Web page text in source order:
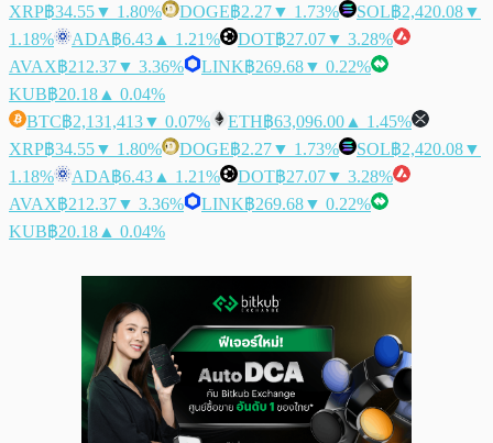
XRP฿34.55▼ 1.80% DOGE฿2.27▼ 1.73% SOL฿2,420.08▼
1.18%
ADA฿6.43 ▲ 1.21% DOT฿27.07▼ 3.28%
AVAX฿212.37▼ 3.36% LINK฿269.68▼ 0.22%
KUB฿20.18 ▲ 0.04%
BTC฿2,131,413▼ 0.07% ETH฿63,096.00 ▲ 1.45%
XRP฿34.55▼ 1.80% DOGE฿2.27▼ 1.73% SOL฿2,420.08▼
1.18%
ADA฿6.43 ▲ 1.21% DOT฿27.07▼ 3.28%
AVAX฿212.37▼ 3.36% LINK฿269.68▼ 0.22%
KUB฿20.18 ▲ 0.04%